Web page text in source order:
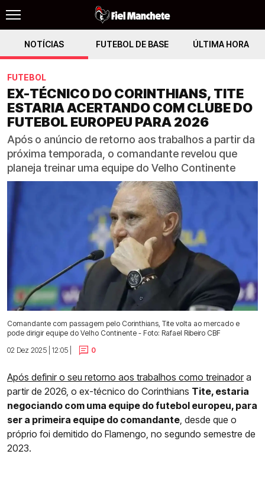
NOTÍCIAS FUTEBOL DE BASE ÚLTIMA HORA
FUTEBOL
EX-TÉCNICO DO CORINTHIANS, TITE
ESTARIA ACERTANDO COM CLUBE DO
FUTEBOL EUROPEU PARA 2026
Após o anúncio de retorno aos trabalhos a partir da
próxima temporada, o comandante revelou que
planeja treinar uma equipe do Velho Continente
Comandante com passagem pelo Corinthians, Tite volta ao mercado e
pode dirigir equipe do Velho Continente - Foto: Rafael Ribeiro CBF
02 Dez 2025 | 12:05 |
0
Após definir o seu retorno aos trabalhos como treinadora
partir de 2026, o ex-técnico do Corinthians Tite, estaria
negociando com uma equipe do futebol europeu, para
ser a primeira equipe do comandante, desde que o
próprio foi demitido do Flamengo, no segundo semestre de
2023.